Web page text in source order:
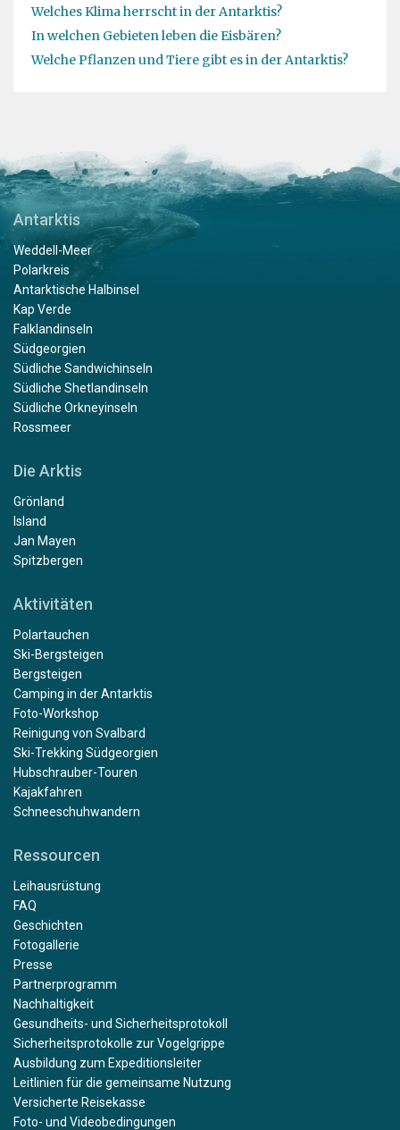
Welches Klima herrscht in der Antarktis?
In welchen Gebieten leben die Eisbären?
Welche Pflanzen und Tiere gibt es in der Antarktis?
Antarktis
Weddell-Meer
Polarkreis
Antarktische Halbinsel
Kap Verde
Falklandinseln
Südgeorgien
Südliche Sandwichinseln
Südliche Shetlandinseln
Südliche Orkneyinseln
Rossmeer
Die Arktis
Grönland
Island
Jan Mayen
Spitzbergen
Aktivitäten
Polartauchen
Ski-Bergsteigen
Bergsteigen
Camping in der Antarktis
Foto-Workshop
Reinigung von Svalbard
Ski-Trekking Südgeorgien
Hubschrauber-Touren
Kajakfahren
Schneeschuhwandern
Ressourcen
Leihausrüstung
FAQ
Geschichten
Fotogallerie
Presse
Partnerprogramm
Nachhaltigkeit
Gesundheits- und Sicherheitsprotokoll
Sicherheitsprotokolle zur Vogelgrippe
Ausbildung zum Expeditionsleiter
Leitlinien für die gemeinsame Nutzung
Versicherte Reisekasse
Foto- und Videobedingungen